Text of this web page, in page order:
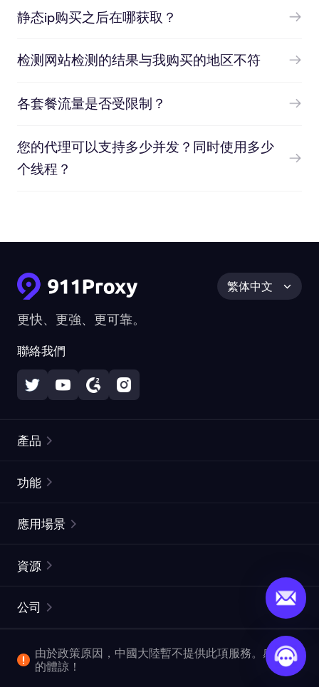
静态ip购买之后在哪获取？
检测网站检测的结果与我购买的地区不符
各套餐流量是否受限制？
您的代理可以支持多少并发？同时使用多少
个线程？
更快、更強、更可靠。
聯絡我們
繁体中文
產品
靜態住宅代理
網頁擷取 API
視頻下載 API
功能
ISP代理
ProxySite
應用場景
市場研究
爬行和索引
資源
常見問題解答
位置
公司
企業服務
由於政策原因，中國大陸暫不提供此項服務。感謝您
的體諒！